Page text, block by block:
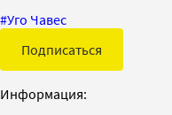
#Уго Чавес
Подписаться
Информация: